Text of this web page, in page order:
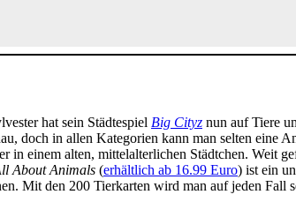
hat sein Städtespiel Big Cityz nun auf Tiere
doch in allen Kategorien kann man selten eine
einem alten, mittelalterlichen Städtchen. Weit
About Animals (erhältlich ab 16.99 Euro) ist ein
Mit den 200 Tierkarten wird man auf jeden Fall